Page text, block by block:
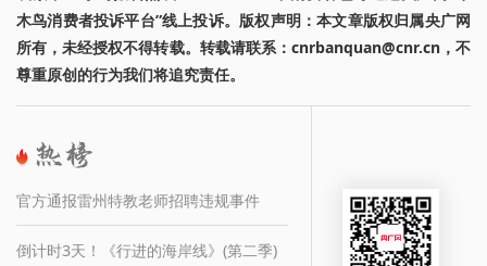
木鸟消费者投诉平台”线上投诉。版权声明：本文章版权归属央广网
所有，未经授权不得转载。转载请联系：cnrbanquan@cnr.cn，不
尊重原创的行为我们将追究责任。
官方通报雷州特教老师招聘违规事件
倒计时3天！《行进的海岸线》(第二季)